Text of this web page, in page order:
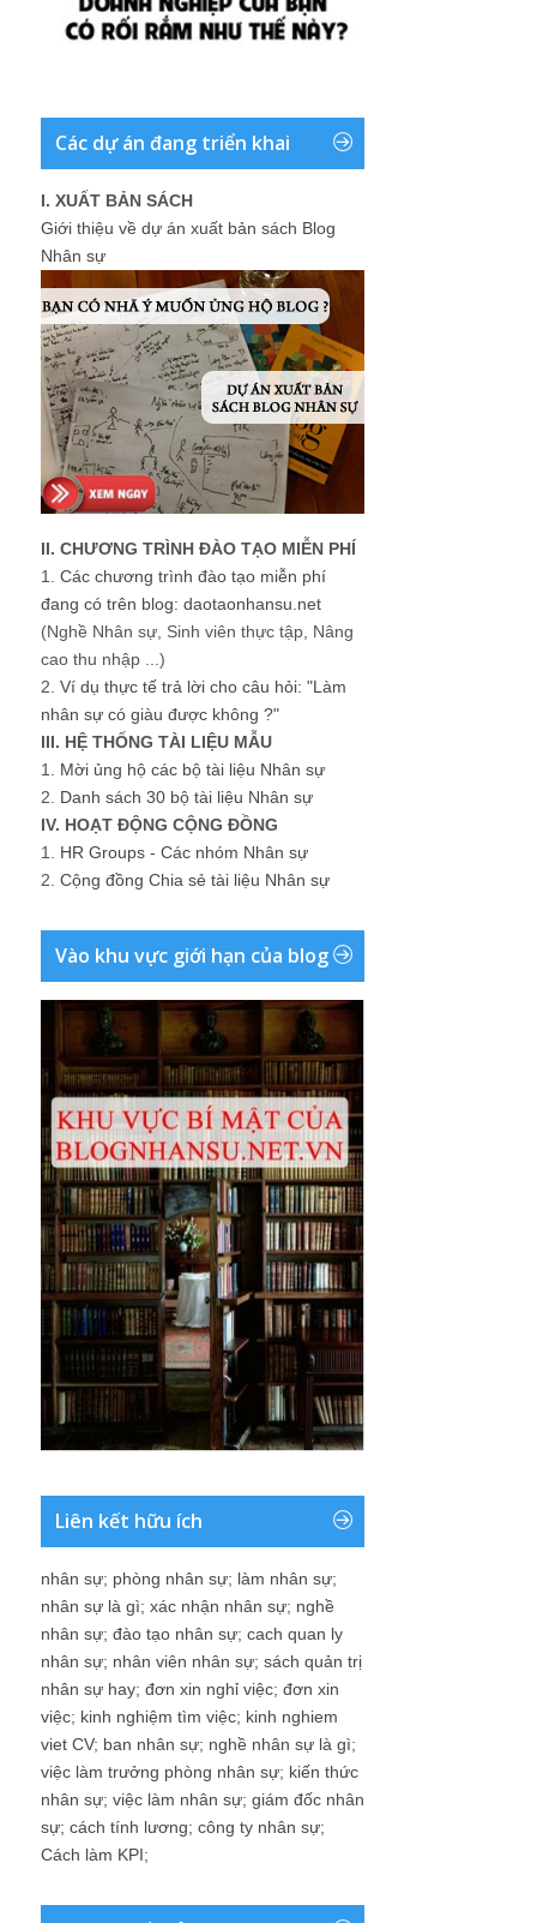
Các dự án đang triển khai
I. XUẤT BẢN SÁCH
Giới thiệu về dự án xuất bản sách Blog
Nhân sự
II. CHƯƠNG TRÌNH ĐÀO TẠO MIỄN PHÍ
1. Các chương trình đào tạo miễn phí
đang có trên blog: daotaonhansu.net
(Nghề Nhân sự, Sinh viên thực tập, Nâng
cao thu nhập ...)
2. Ví dụ thực tế trả lời cho câu hỏi: "Làm
nhân sự có giàu được không ?"
III. HỆ THỐNG TÀI LIỆU MẪU
1. Mời ủng hộ các bộ tài liệu Nhân sự
2. Danh sách 30 bộ tài liệu Nhân sự
IV. HOẠT ĐỘNG CỘNG ĐỒNG
1. HR Groups - Các nhóm Nhân sự
2. Cộng đồng Chia sẻ tài liệu Nhân sự
Vào khu vực giới hạn của blog
Liên kết hữu ích
nhân sự; phòng nhân sự; làm nhân sự;
nhân sự là gì; xác nhận nhân sự; nghề
nhân sự; đào tạo nhân sự; cach quan ly
nhân sự; nhân viên nhân sự; sách quản trị
nhân sự hay; đơn xin nghỉ việc; đơn xin
việc; kinh nghiệm tìm việc; kinh nghiem
viet CV; ban nhân sự; nghề nhân sự là gì;
việc làm trưởng phòng nhân sự; kiến thức
nhân sự; việc làm nhân sự; giám đốc nhân
sự; cách tính lương; công ty nhân sự;
Cách làm KPI;